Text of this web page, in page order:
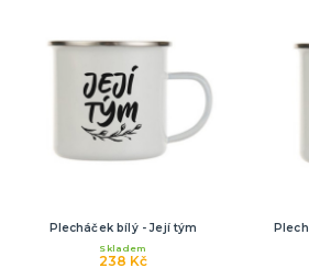
Plecháček bílý - Její tým
238 Kč
Skladem